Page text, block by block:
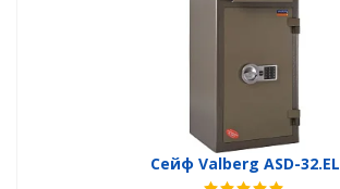
Сейф Valberg ASD-32.EL